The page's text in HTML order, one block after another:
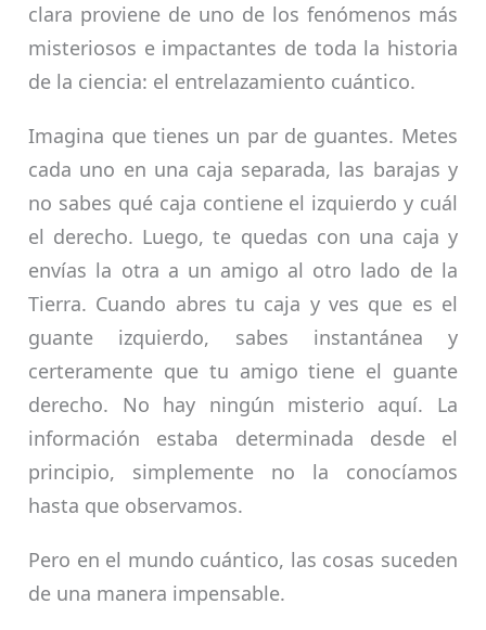
clara proviene de uno de los fenómenos más
misteriosos e impactantes de toda la historia
de la ciencia: el entrelazamiento cuántico.
Imagina que tienes un par de guantes. Metes
cada uno en una caja separada, las barajas y
no sabes qué caja contiene el izquierdo y cuál
el derecho. Luego, te quedas con una caja y
envías la otra a un amigo al otro lado de la
Tierra. Cuando abres tu caja y ves que es el
guante izquierdo, sabes instantánea y
certeramente que tu amigo tiene el guante
derecho. No hay ningún misterio aquí. La
información estaba determinada desde el
principio, simplemente no la conocíamos
hasta que observamos.
Pero en el mundo cuántico, las cosas suceden
de una manera impensable.